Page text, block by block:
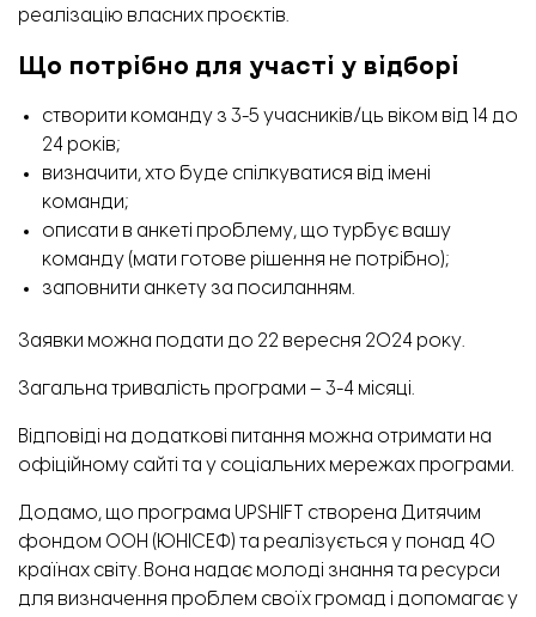
реалізацію власних проєктів.
Що потрібно для участі у відборі
створити команду з 3-5 учасників/ць віком від 14 до
24 років;
визначити, хто буде спілкуватися від імені
команди;
описати в анкеті проблему, що турбує вашу
команду (мати готове рішення не потрібно);
заповнити анкету за посиланням.
Заявки можна подати до 22 вересня 2024 року.
Загальна тривалість програми – 3-4 місяці.
Відповіді на додаткові питання можна отримати на
офіційному сайті та у соціальних мережах програми.
Додамо, що програма UPSHIFT створена Дитячим
фондом ООН (ЮНІСЕФ) та реалізується у понад 40
країнах світу. Вона надає молоді знання та ресурси
для визначення проблем своїх громад і допомагає у